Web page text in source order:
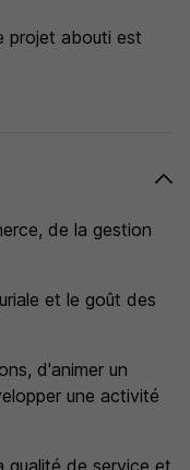
projet abouti est
de la gestion
et le goût des
d'animer un
une activité
qualité de service et